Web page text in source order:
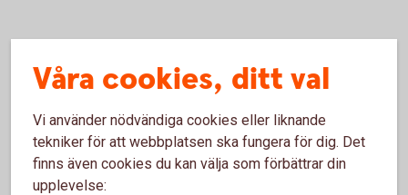
Här har vi samlat bästa tipsen som
ger dig koll på pengarna!
Så skyddar du ditt konto
Våra cookies, ditt val
Vi använder nödvändiga cookies eller liknande
tekniker för att webbplatsen ska fungera för dig. Det
finns även cookies du kan välja som förbättrar din
upplevelse: